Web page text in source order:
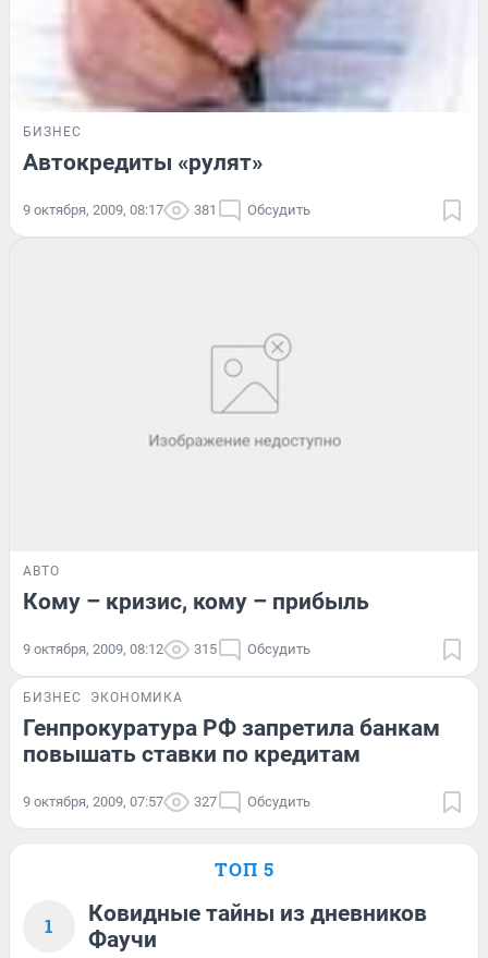
БИЗНЕС
Автокредиты «рулят»
9 октября, 2009, 08:17 381 Обсудить
АВТО
Кому – кризис, кому – прибыль
9 октября, 2009, 08:12 315 Обсудить
БИЗНЕС ЭКОНОМИКА
Генпрокуратура РФ запретила банкам
повышать ставки по кредитам
9 октября, 2009, 07:57 327 Обсудить
ТОП 5
1
Ковидные тайны из дневников
Фаучи